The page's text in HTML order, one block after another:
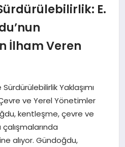
E.
İlham Veren
Yaklaşımı
ve Yerel Yönetimler
kentleşme, çevre ve
alıyor. Gündoğdu,